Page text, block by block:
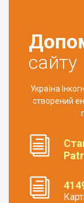
сайту
Україна
створений